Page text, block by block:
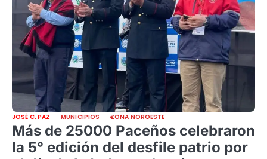
JOSÉ C. PAZ MUNICIPIOS ZONA NOROESTE
Más de 25000 Paceños celebraron
la 5° edición del desfile patrio por